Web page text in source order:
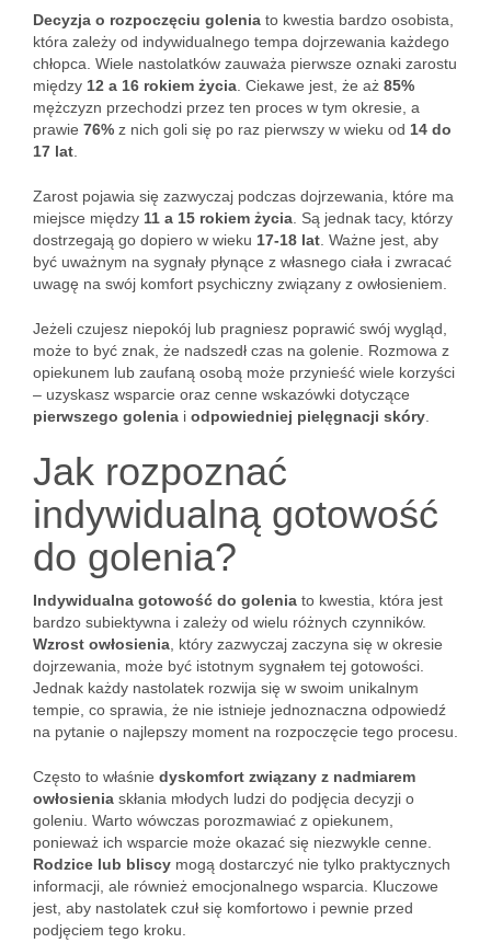
Decyzja o rozpoczęciu golenia to kwestia bardzo osobista,
która zależy od indywidualnego tempa dojrzewania każdego
chłopca. Wiele nastolatków zauważa pierwsze oznaki zarostu
między 12 a 16 rokiem życia . Ciekawe jest, że aż 85%
mężczyzn przechodzi przez ten proces w tym okresie, a
prawie 76% z nich goli się po raz pierwszy w wieku od 14 do
17 lat
Zarost pojawia się zazwyczaj podczas dojrzewania, które ma
miejsce między 11 a 15 rokiem życia . Są jednak tacy, którzy
dostrzegają go dopiero w wieku 17-18 lat . Ważne jest, aby
być uważnym na sygnały płynące z własnego ciała i zwracać
uwagę na swój komfort psychiczny związany z owłosieniem.
Jeżeli czujesz niepokój lub pragniesz poprawić swój wygląd,
może to być znak, że nadszedł czas na golenie. Rozmowa z
opiekunem lub zaufaną osobą może przynieść wiele korzyści
– uzyskasz wsparcie oraz cenne wskazówki dotyczące
pierwszego golenia i odpowiedniej pielęgnacji skóry
Jak rozpoznać
indywidualną gotowość
do golenia?
Indywidualna gotowość do golenia to kwestia, która jest
bardzo subiektywna i zależy od wielu różnych czynników.
Wzrost owłosienia , który zazwyczaj zaczyna się w okresie
dojrzewania, może być istotnym sygnałem tej gotowości.
Jednak każdy nastolatek rozwija się w swoim unikalnym
tempie, co sprawia, że nie istnieje jednoznaczna odpowiedź
na pytanie o najlepszy moment na rozpoczęcie tego procesu.
Często to właśnie dyskomfort związany z nadmiarem
owłosienia skłania młodych ludzi do podjęcia decyzji o
goleniu. Warto wówczas porozmawiać z opiekunem,
ponieważ ich wsparcie może okazać się niezwykle cenne.
Rodzice lub bliscy mogą dostarczyć nie tylko praktycznych
informacji, ale również emocjonalnego wsparcia. Kluczowe
jest, aby nastolatek czuł się komfortowo i pewnie przed
podjęciem tego kroku.